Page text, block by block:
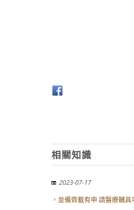
相關知識
2023-07-17
，並備齊載有申 請醫療輔